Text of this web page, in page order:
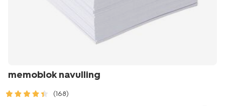
memoblok navulling
(168)